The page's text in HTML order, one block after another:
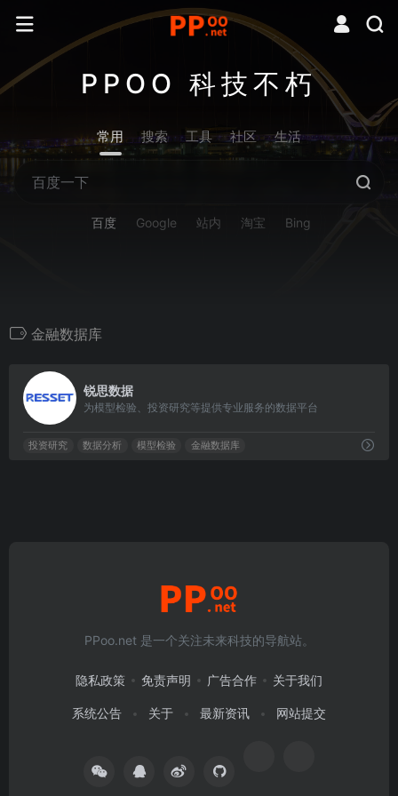
PPOO 科技不朽
常用 搜索 工具 社区 生活
百度 Google 站内 淘宝 Bing
金融数据库
锐思数据
为模型检验、投资研究等提供专业服务的数据平台
投资研究 数据分析 模型检验 金融数据库
PPoo.net 是一个关注未来科技的导航站。
隐私政策 免责声明 广告合作 关于我们
系统公告 关于 最新资讯 网站提交